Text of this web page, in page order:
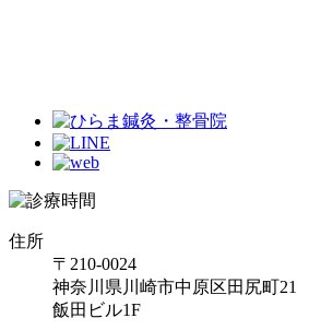
住所
〒210-0024
神奈川県川崎市中原区田尻町21
飯田ビル1F